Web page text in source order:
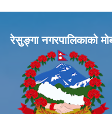
रेसुङ्गा नगरपालिकाकाे